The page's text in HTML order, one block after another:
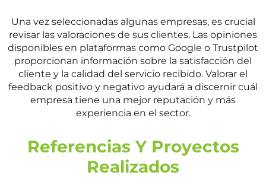
Una vez seleccionadas algunas empresas, es crucial
revisar las valoraciones de sus clientes. Las opiniones
disponibles en plataformas como Google o Trustpilot
proporcionan información sobre la satisfacción del
cliente y la calidad del servicio recibido. Valorar el
feedback positivo y negativo ayudará a discernir cuál
empresa tiene una mejor reputación y más
experiencia en el sector.
Referencias Y Proyectos
Realizados